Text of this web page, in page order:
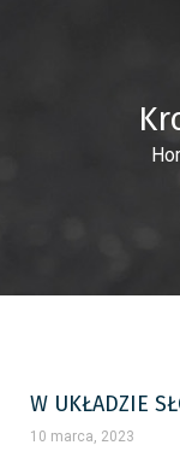
W UKŁADZIE
10 marca, 2023